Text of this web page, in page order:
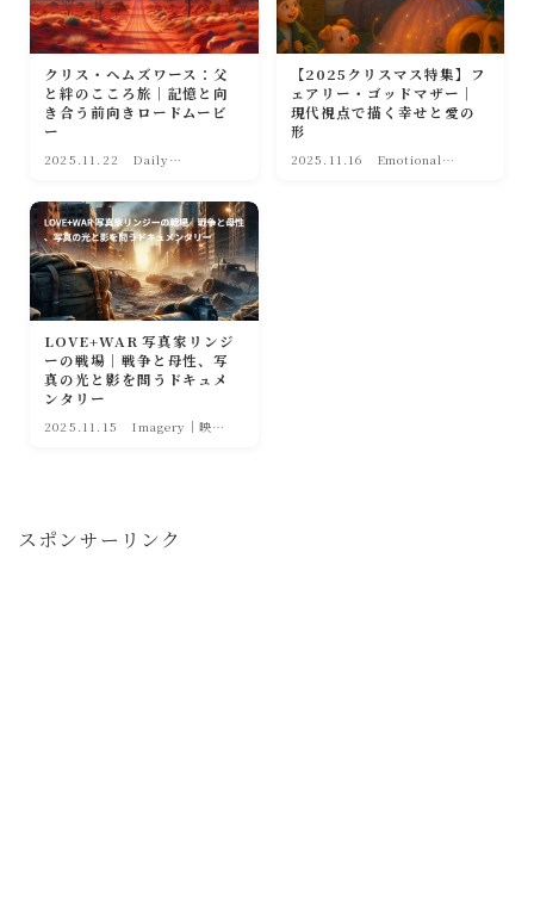
クリス・ヘムズワース：父
と絆のこころ旅｜記憶と向
き合う前向きロードムービ
ー
2025.11.22
Daily
常・癒やし)
【2025クリスマス特集】フ
ェアリー・ゴッドマザー｜
現代視点で描く幸せと愛の
形
2025.11.16
Emotional
LOVE+WAR 写真家リンジ
ーの戦場｜戦争と母性、写
真の光と影を問うドキュメ
ンタリー
2025.11.15
Imagery｜映像
スポンサーリンク